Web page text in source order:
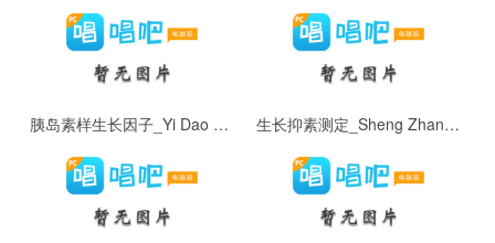
胰岛素样生长因子_Yi Dao Su Yang Sheng Zhang Yin Zi 生长抑素测定_Sheng Zhang Yi Su Ce Ding